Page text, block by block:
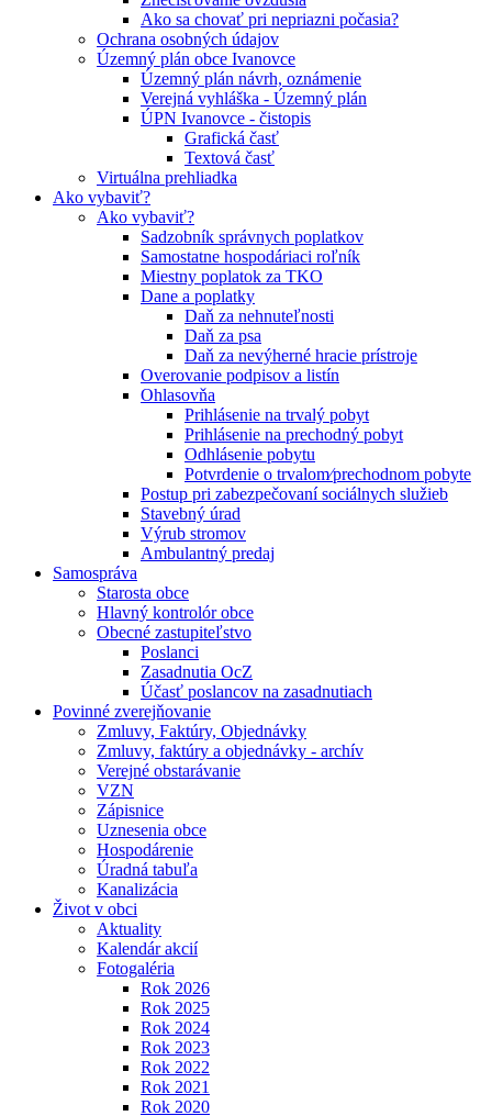
Ako sa chovať pri nepriazni počasia?
Ochrana osobných údajov
Územný plán obce Ivanovce
Územný plán návrh, oznámenie
Verejná vyhláška - Územný plán
ÚPN Ivanovce - čistopis
Grafická časť
Textová časť
Virtuálna prehliadka
Ako vybaviť?
Ako vybaviť?
Sadzobník správnych poplatkov
Samostatne hospodáriaci roľník
Miestny poplatok za TKO
Dane a poplatky
Daň za nehnuteľnosti
Daň za psa
Daň za nevýherné hracie prístroje
Overovanie podpisov a listín
Ohlasovňa
Prihlásenie na trvalý pobyt
Prihlásenie na prechodný pobyt
Odhlásenie pobytu
Potvrdenie o trvalom⁄prechodnom pobyte
Postup pri zabezpečovaní sociálnych služieb
Stavebný úrad
Výrub stromov
Ambulantný predaj
Samospráva
Starosta obce
Hlavný kontrolór obce
Obecné zastupiteľstvo
Poslanci
Zasadnutia OcZ
Účasť poslancov na zasadnutiach
Povinné zverejňovanie
Zmluvy, Faktúry, Objednávky
Zmluvy, faktúry a objednávky - archív
Verejné obstarávanie
VZN
Zápisnice
Uznesenia obce
Hospodárenie
Úradná tabuľa
Kanalizácia
Život v obci
Aktuality
Kalendár akcií
Fotogaléria
Rok 2026
Rok 2025
Rok 2024
Rok 2023
Rok 2022
Rok 2021
Rok 2020